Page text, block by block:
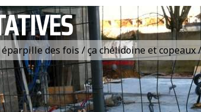
éparpille des fois / ça chélidoine et